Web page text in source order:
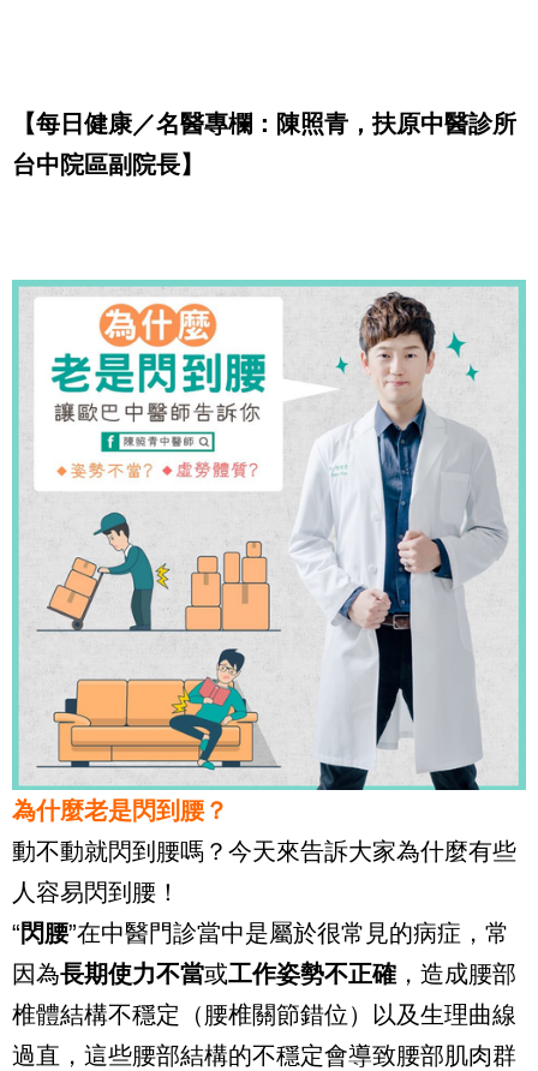
【每日健康／名醫專欄：陳照青，扶原中醫診所
台中院區副院長】
為什麼老是閃到腰？
動不動就閃到腰嗎？今天來告訴大家為什麼有些
人容易閃到腰！
“閃腰”在中醫門診當中是屬於很常見的病症，常
因為長期使力不當或工作姿勢不正確 ，造成腰部
椎體結構不穩定（腰椎關節錯位）以及生理曲線
過直，這些腰部結構的不穩定會導致腰部肌肉群